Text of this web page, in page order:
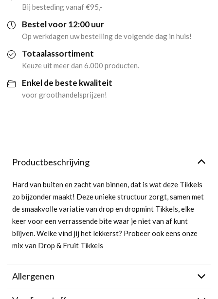
Bij besteding vanaf €95,-
Bestel voor 12:00 uur
Op werkdagen uw bestelling de volgende dag in huis!
Totaalassortiment
Keuze uit meer dan 6.000 producten.
Enkel de beste kwaliteit
voor groothandelsprijzen!
Productbeschrijving
Hard van buiten en zacht van binnen, dat is wat deze Tikkels
zo bijzonder maakt! Deze unieke structuur zorgt, samen met
de smaakvolle variatie van drop en dropmint Tikkels, elke
keer voor een verrassende bite waar je niet van af kunt
blijven. Welke vind jij het lekkerst? Probeer ook eens onze
mix van Drop & Fruit Tikkels
Allergenen